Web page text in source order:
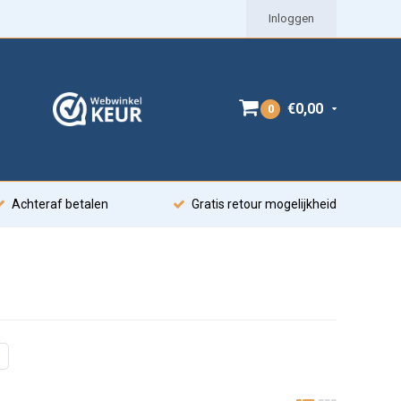
Inloggen
0 €0,00
Achteraf betalen Gratis retour mogelijkheid